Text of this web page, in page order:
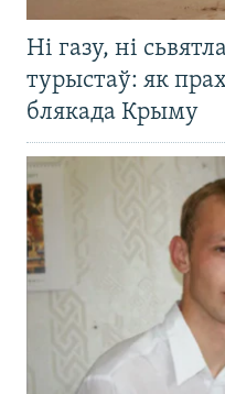
Ні газу, ні
турыстаў: як
блякада Крыму